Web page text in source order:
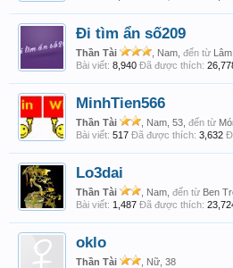
Đi tìm ẩn số209
Thần Tài , Nam, đến từ
Bài viết: 8,940 Đã được thích:
MinhTien566
Thần Tài , Nam, 53, đến từ
Bài viết: 517 Đã được thích: 3,632
Lo3dai
Thần Tài , Nam, đến từ Ben
Bài viết: 1,487 Đã được thích:
oklo
Thần Tài
, Nữ, 38